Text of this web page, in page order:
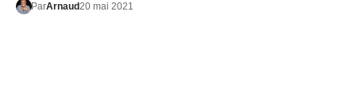
ParArnaud20 mai 2021